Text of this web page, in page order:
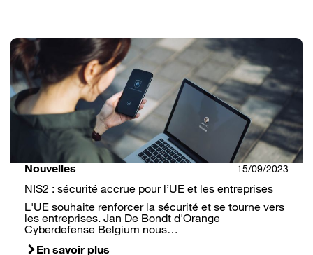
Nouvelles 15/09/2023
NIS2 : sécurité accrue pour l’UE et les entreprises
L'UE souhaite renforcer la sécurité et se tourne vers
les entreprises. Jan De Bondt d'Orange
Cyberdefense Belgium nous…
En savoir plus